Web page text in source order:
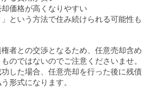
価格が高くなりやすい
という方法で住み続けられる可能性も
者との交渉となるため、任意売却含め
ものではないのでご注意くださいませ。
した場合、任意売却を行った後に残債
形式になります。